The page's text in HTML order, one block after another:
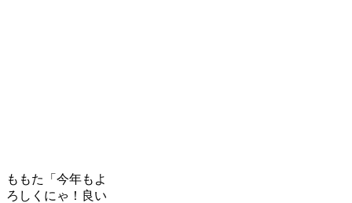
ももた「今年もよ
ろしくにゃ！良い